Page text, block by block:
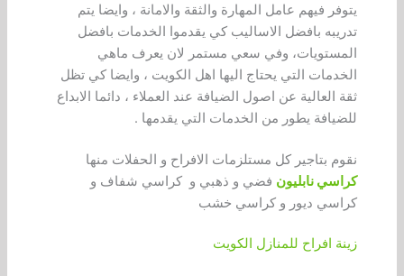
يتوفر فيهم عامل المهارة والثقة والامانة ، وايضا يتم
تدريبه بافضل الاساليب كي يقدموا الخدمات بافضل
المستويات، وفي سعي مستمر لان يعرف ماهي
الخدمات التي يحتاج اليها اهل الكويت ، وايضا كي تظل
ثقة العالية عن اصول الضيافة عند العملاء ، دائما الابداع
للضيافة يطور من الخدمات التي يقدمها .
نقوم بتاجير كل مستلزمات الافراح و الحفلات منها
كراسي نابليون فضي و ذهبي و كراسي شفاف و
كراسي ديور و كراسي خشب
زينة افراح للمنازل الكويت